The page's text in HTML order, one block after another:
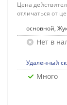
Цена
отличаться от
основной,
Нет в
Удаленный
Много